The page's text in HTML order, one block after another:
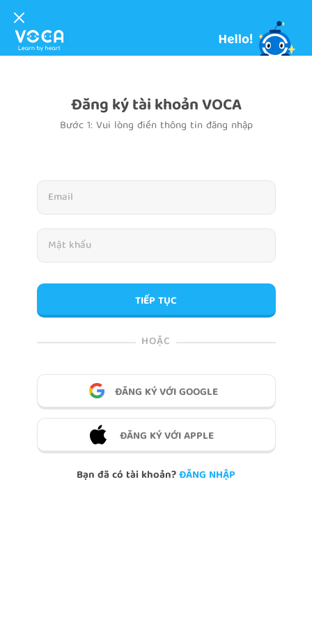
Đăng ký tài khoản VOCA
Bước 1: Vui lòng điền thông tin đăng nhập
TIẾP TỤC
HOẶC
ĐĂNG KÝ VỚI GOOGLE
ĐĂNG KÝ VỚI APPLE
Bạn đã có tài khoản?ĐĂNG NHẬP